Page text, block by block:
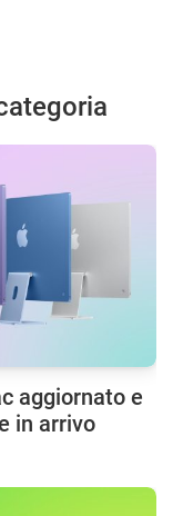
aggiornato e
in arrivo